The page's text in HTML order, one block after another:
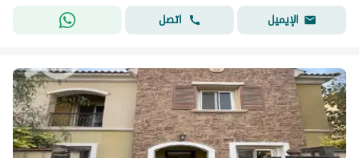
الإيميل
اتصل